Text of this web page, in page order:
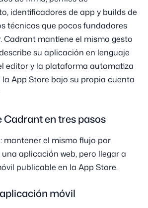
identificadores de app y builds de
técnicos que pocos fundadores
Cadrant mantiene el mismo gesto
su aplicación en lenguaje
editor y la plataforma automatiza
App Store bajo su propia cuenta
Cadrant en tres pasos
mantener el mismo flujo por
aplicación web, pero llegar a
publicable en la App Store.
móvil